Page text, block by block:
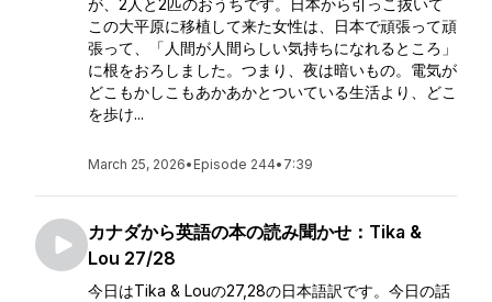
が、2人と2匹のおうちです。日本から引っこ抜いて
この大平原に移植して来た女性は、日本で頑張って頑
張って、「人間が人間らしい気持ちになれるところ」
に根をおろしました。つまり、夜は暗いもの。電気が
どこもかしこもあかあかとついている生活より、どこ
を歩け...
March 25, 2026• Episode 244• 7:39
カナダから英語の本の読み聞かせ：Tika &
Lou 27/28
今日はTika & Louの27,28の日本語訳です。今日の話